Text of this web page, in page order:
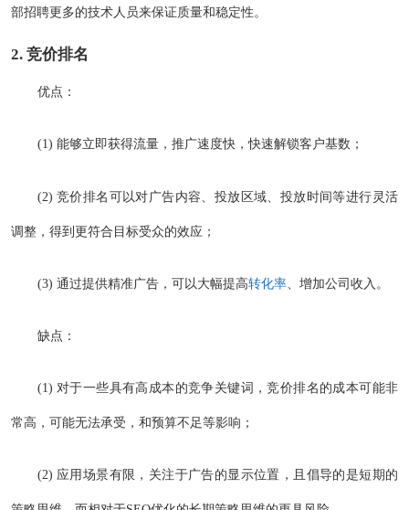
部招聘更多的技术人员来保证质量和稳定性。
2. 竞价排名
优点：
(1) 能够立即获得流量，推广速度快，快速解锁客户基数；
(2) 竞价排名可以对广告内容、投放区域、投放时间等进行灵活
调整，得到更符合目标受众的效应；
(3) 通过提供精准广告，可以大幅提高转化率、增加公司收入。
缺点：
(1) 对于一些具有高成本的竞争关键词，竞价排名的成本可能非
常高，可能无法承受，和预算不足等影响；
(2) 应用场景有限，关注于广告的显示位置，且倡导的是短期的